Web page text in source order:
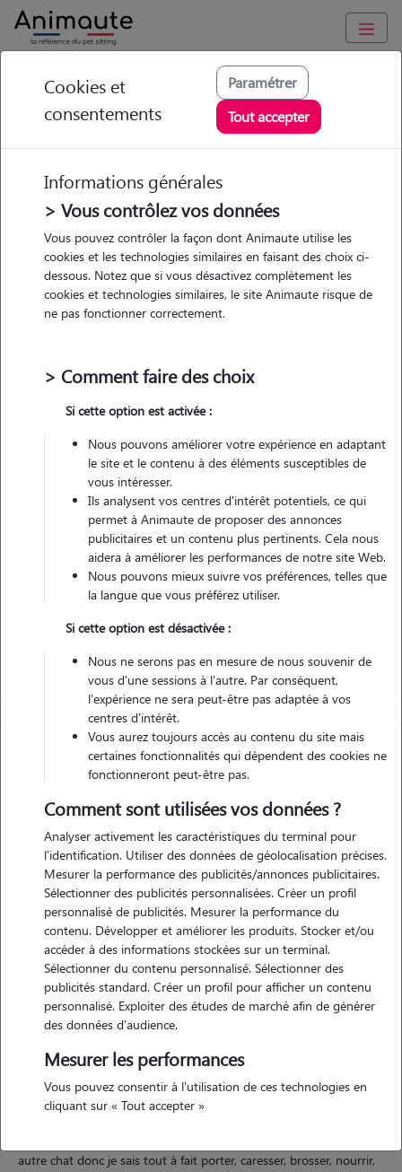
Animaute Grand-Est Meurthe-et-Moselle/Nancy
Ilona - Petsitter à
NANCY
• 22 ans
Garde
chez le Pet Sitter
Non véhiculé
Contacter
L'envoi d'une demande est sans engagement
Motivation
j'adore les chats, j'ai toujours vécue entourée d'un chat donc j'ai
l'habitude de ce contact. ce serait un réel plaisir que de m'occuper de
votre chat, sincèrement, d'autant plus que je suis partie faire mes
études loin du foyer familial et loin de mon chat... donc votre chat
m'apporterait du baume au coeur.
Expérience
j'ai eu 3 chats dans ma vie. chez mes parents, nous avons adopté un
autre chat donc je sais tout à fait porter, caresser, brosser, nourrir,
Cookies et
consentements
Paramétrer
Tout accepter
Informations générales
> Vous contrôlez vos données
Vous pouvez contrôler la façon dont Animaute utilise les
cookies et les technologies similaires en faisant des choix ci-
dessous. Notez que si vous désactivez complètement les
cookies et technologies similaires, le site Animaute risque de
ne pas fonctionner correctement.
> Comment faire des choix
Si cette option est activée :
Nous pouvons améliorer votre expérience en adaptant
le site et le contenu à des éléments susceptibles de
vous intéresser.
Ils analysent vos centres d'intérêt potentiels, ce qui
permet à Animaute de proposer des annonces
publicitaires et un contenu plus pertinents. Cela nous
aidera à améliorer les performances de notre site Web.
Nous pouvons mieux suivre vos préférences, telles que
la langue que vous préférez utiliser.
Si cette option est désactivée :
Nous ne serons pas en mesure de nous souvenir de
vous d'une sessions à l'autre. Par conséquent,
l'expérience ne sera peut-être pas adaptée à vos
centres d'intérêt.
Vous aurez toujours accès au contenu du site mais
certaines fonctionnalités qui dépendent des cookies ne
fonctionneront peut-être pas.
Comment sont utilisées vos données ?
Analyser activement les caractéristiques du terminal pour
l'identification. Utiliser des données de géolocalisation précises.
Mesurer la performance des publicités/annonces publicitaires.
Sélectionner des publicités personnalisées. Créer un profil
personnalisé de publicités. Mesurer la performance du
contenu. Développer et améliorer les produits. Stocker et/ou
accéder à des informations stockées sur un terminal.
Sélectionner du contenu personnalisé. Sélectionner des
publicités standard. Créer un profil pour afficher un contenu
personnalisé. Exploiter des études de marché afin de générer
des données d'audience.
Mesurer les performances
Vous pouvez consentir à l'utilisation de ces technologies en
cliquant sur « Tout accepter »